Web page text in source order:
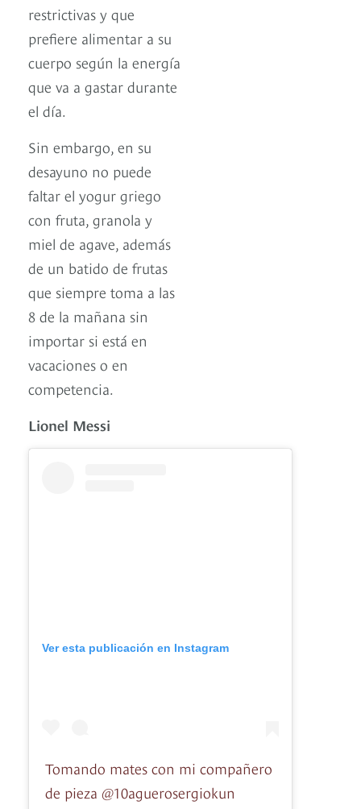
restrictivas y que
prefiere alimentar a su
cuerpo según la energía
que va a gastar durante
el día.
Sin embargo, en su
desayuno no puede
faltar el yogur griego
con fruta, granola y
miel de agave, además
de un batido de frutas
que siempre toma a las
8 de la mañana sin
importar si está en
vacaciones o en
competencia.
Lionel Messi
Ver esta publicación en Instagram
Tomando mates con mi compañero
de pieza @10aguerosergiokun